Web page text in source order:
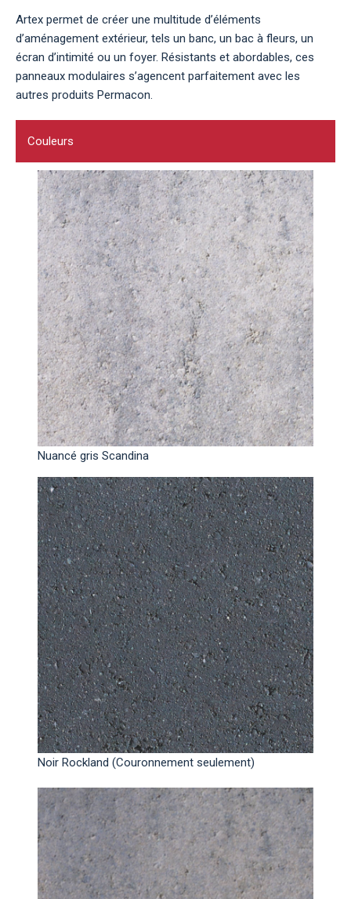
Artex permet de créer une multitude d’éléments
d’aménagement extérieur, tels un banc, un bac à fleurs, un
écran d’intimité ou un foyer. Résistants et abordables, ces
panneaux modulaires s’agencent parfaitement avec les
autres produits Permacon.
Couleurs
Nuancé gris Scandina
Noir Rockland (Couronnement seulement)